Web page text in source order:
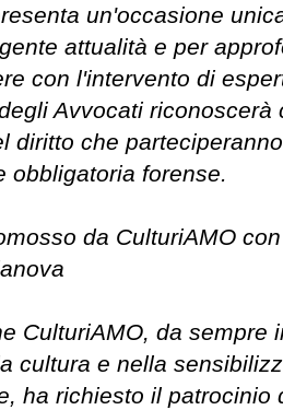
un'occasione
attualità e per
con l'intervento di
Avvocati riconoscerà
diritto che
obbligatoria forense.
da CulturiAMO
CulturiAMO, da sempre
cultura e nella
ha richiesto il patrocinio